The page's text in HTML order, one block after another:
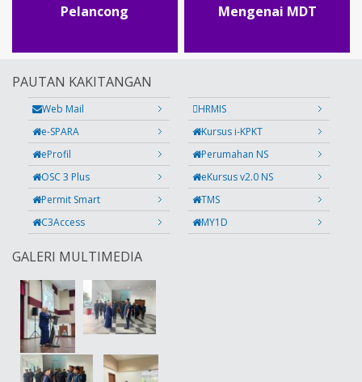
Pelancong Mengenai MDT
PAUTAN KAKITANGAN
Web Mail
HRMIS
e-SPARA
Kursus i-KPKT
eProfil
Perumahan NS
OSC 3 Plus
eKursus v2.0 NS
Permit Smart
TMS
C3Access
MY1D
GALERI MULTIMEDIA